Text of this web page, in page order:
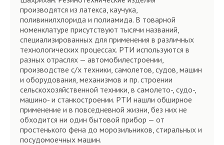
производятся из латекса, каучука,
поливинилхлорида и полиамида. В товарной
номенклатуре присутствуют тысячи названий,
специализированных для применения в различных
технологических процессах. РТИ используются в
разных отраслях — автомобилестроении,
производстве с/х техники, самолетов, судов, машин
и оборудования, механизмов и пр. строении
сельскохозяйственной техники, в самолето-, судо-,
машино- и станкостроении. РТИ нашли обширное
применение и в повседневной жизни, без них не
обходится ни один бытовой прибор — от
простенького фена до морозильников, стиральных и
посудомоечных машин.